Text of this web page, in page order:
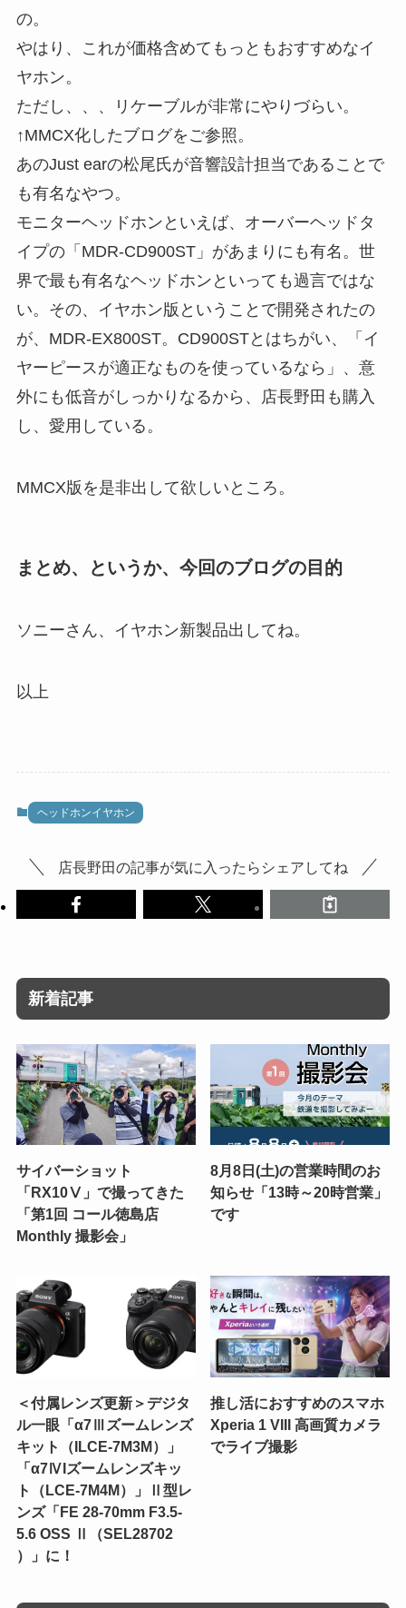
の。
やはり、これが価格含めてもっともおすすめなイ
ヤホン。
ただし、、、リケーブルが非常にやりづらい。
↑MMCX化したブログをご参照。
あのJust earの松尾氏が音響設計担当であることで
も有名なやつ。
モニターヘッドホンといえば、オーバーヘッドタ
イプの「MDR-CD900ST」があまりにも有名。世
界で最も有名なヘッドホンといっても過言ではな
い。その、イヤホン版ということで開発されたの
が、MDR-EX800ST。CD900STとはちがい、「イ
ヤーピースが適正なものを使っているなら」、意
外にも低音がしっかりなるから、店長野田も購入
し、愛用している。
MMCX版を是非出して欲しいところ。
まとめ、というか、今回のブログの目的
ソニーさん、イヤホン新製品出してね。
以上
ヘッドホンイヤホン
店長野田の記事が気に入ったらシェアしてね
新着記事
サイバーショット
「RX10Ⅴ」で撮ってきた
「第1回 コール徳島店
Monthly 撮影会」
8月8日(土)の営業時間のお
知らせ「13時～20時営業」
です
＜付属レンズ更新＞デジタ
ル一眼「α7Ⅲズームレンズ
キット（ILCE-7M3M）」
「α7ⅣIズームレンズキッ
ト（LCE-7M4M）」Ⅱ型レ
ンズ「FE 28-70mm F3.5-
5.6 OSS Ⅱ（SEL28702
）」に！
推し活におすすめのスマホ
Xperia 1 VIII 高画質カメラ
でライブ撮影